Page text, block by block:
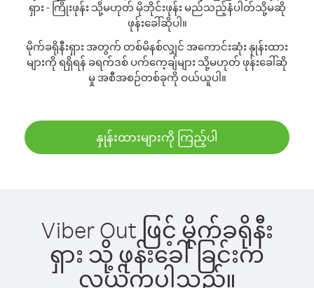
ရှား - ကြိုးဖုန်း သို့မဟုတ် မိုဘိုင်းဖုန်း မည်သည့်နံပါတ်သို့မဆို
ဖုန်းခေါ်ဆိုပါ။
မိုက်ခရိုနီးရှား အတွက် တစ်မိနစ်လျှင် အကောင်းဆုံး နှုန်းထား
များကို ရရှိရန် ခရက်ဒစ် ပက်ကေ့ချ်များ သို့မဟုတ် ဖုန်းခေါ်ဆို
မှု အစီအစဉ်တစ်ခုကို ဝယ်ယူပါ။
နှုန်းထားများကို ကြည့်ပါ
Viber Out ဖြင့် မိုက်ခရိုနီး
ရှား သို့ ဖုန်းခေါ်ခြင်းက
လွယ်ကူပါသည်။